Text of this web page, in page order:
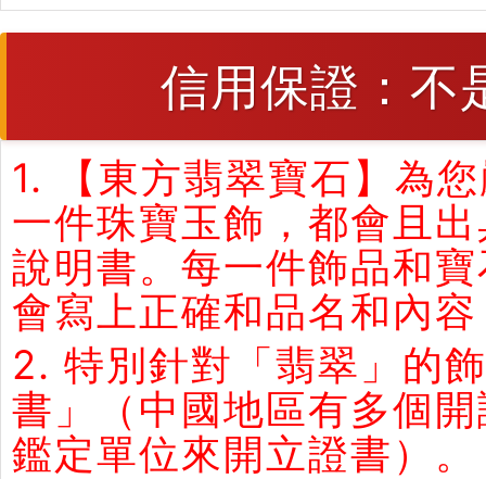
信用保證：不
1. 【東方翡翠寶石】為
一件珠寶玉飾，都會且
說明書。每一件飾品和
會寫上正確和品名和內
2. 特別針對「翡翠」的
書」（中國地區有多個
鑑定單位來開立證書）。